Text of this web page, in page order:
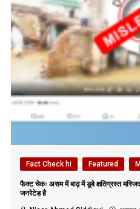
Fact Check hi Featured
फैक्ट चेकः असम में बाढ़ में डूबे क्षतिग्रस्त
जनरेटेड है